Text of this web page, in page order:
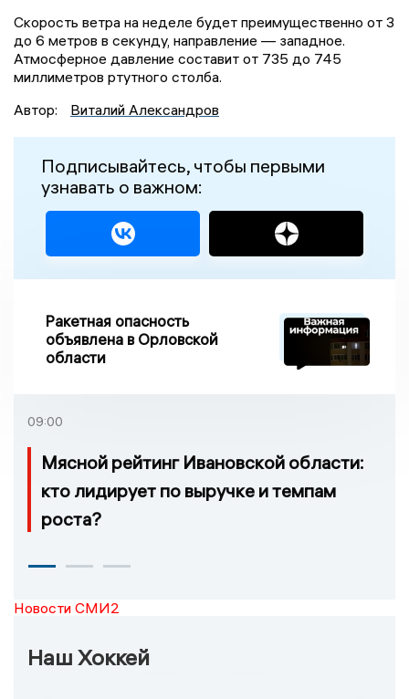
Скорость ветра на неделе будет преимущественно от 3
до 6 метров в секунду, направление — западное.
Атмосферное давление составит от 735 до 745
миллиметров ртутного столба.
Автор:
Виталий Александров
Подписывайтесь, чтобы первыми
узнавать о важном:
Ракетная опасность
объявлена в Орловской
области
09:00
Мясной рейтинг Ивановской области:
кто лидирует по выручке и темпам
роста?
Новости СМИ2
Наш Хоккей